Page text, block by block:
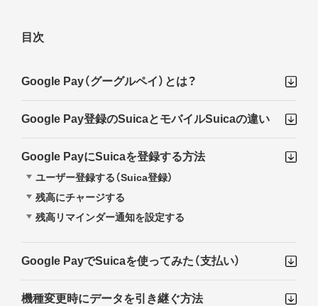
目次
Google Pay（グーグルペイ）とは？
Google Pay登録のSuicaとモバイルSuicaの違い
Google PayにSuicaを登録する方法
ユーザー登録する（Suica登録）
残高にチャージする
残高リマインダー通知を設定する
Google PayでSuicaを使ってみた（支払い）
機種変更時にデータを引き継ぐ方法